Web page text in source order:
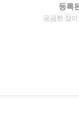
등록
궁금한 점